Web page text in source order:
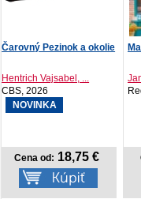
Malá knihovna srdcí
Jana Schikorra
Red, 2026
Cena od:14,06 €